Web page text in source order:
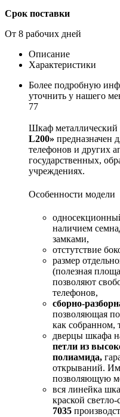
Срок поставки
От 8 рабочих дней
Описание
Характеристики
Более подробную
уточнить у нашего
77
Шкаф металлический
L200» предназначен
телефонов и других
государственных,
учреждениях.
Особенности модели
наличием
замками,
отстутствие
размер
(полезная
позволяют
телефонов,
сборно-
позволяющая
как собранном,
дверцы шкафа
петли из
полиамида,
открываний.
позволяющую
вся линейка
краской светло-
7035